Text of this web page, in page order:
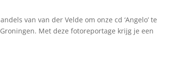
van van der Velde om onze cd ‘Angelo’ te
Met deze fotoreportage krijg je een